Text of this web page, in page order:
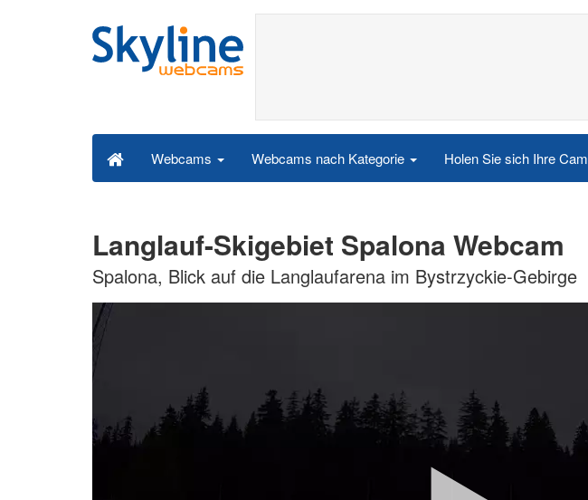
Webcams Webcams nach Kategorie Holen Sie sich Ihre Cam
Langlauf-Skigebiet Spalona Webcam
Spalona, Blick auf die Langlaufarena im Bystrzyckie-Gebirge